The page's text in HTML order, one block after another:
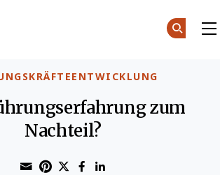
zum
Nachteil?
Share through Email
Print this page
Share on Pinterest
Share on Twitter
Share on